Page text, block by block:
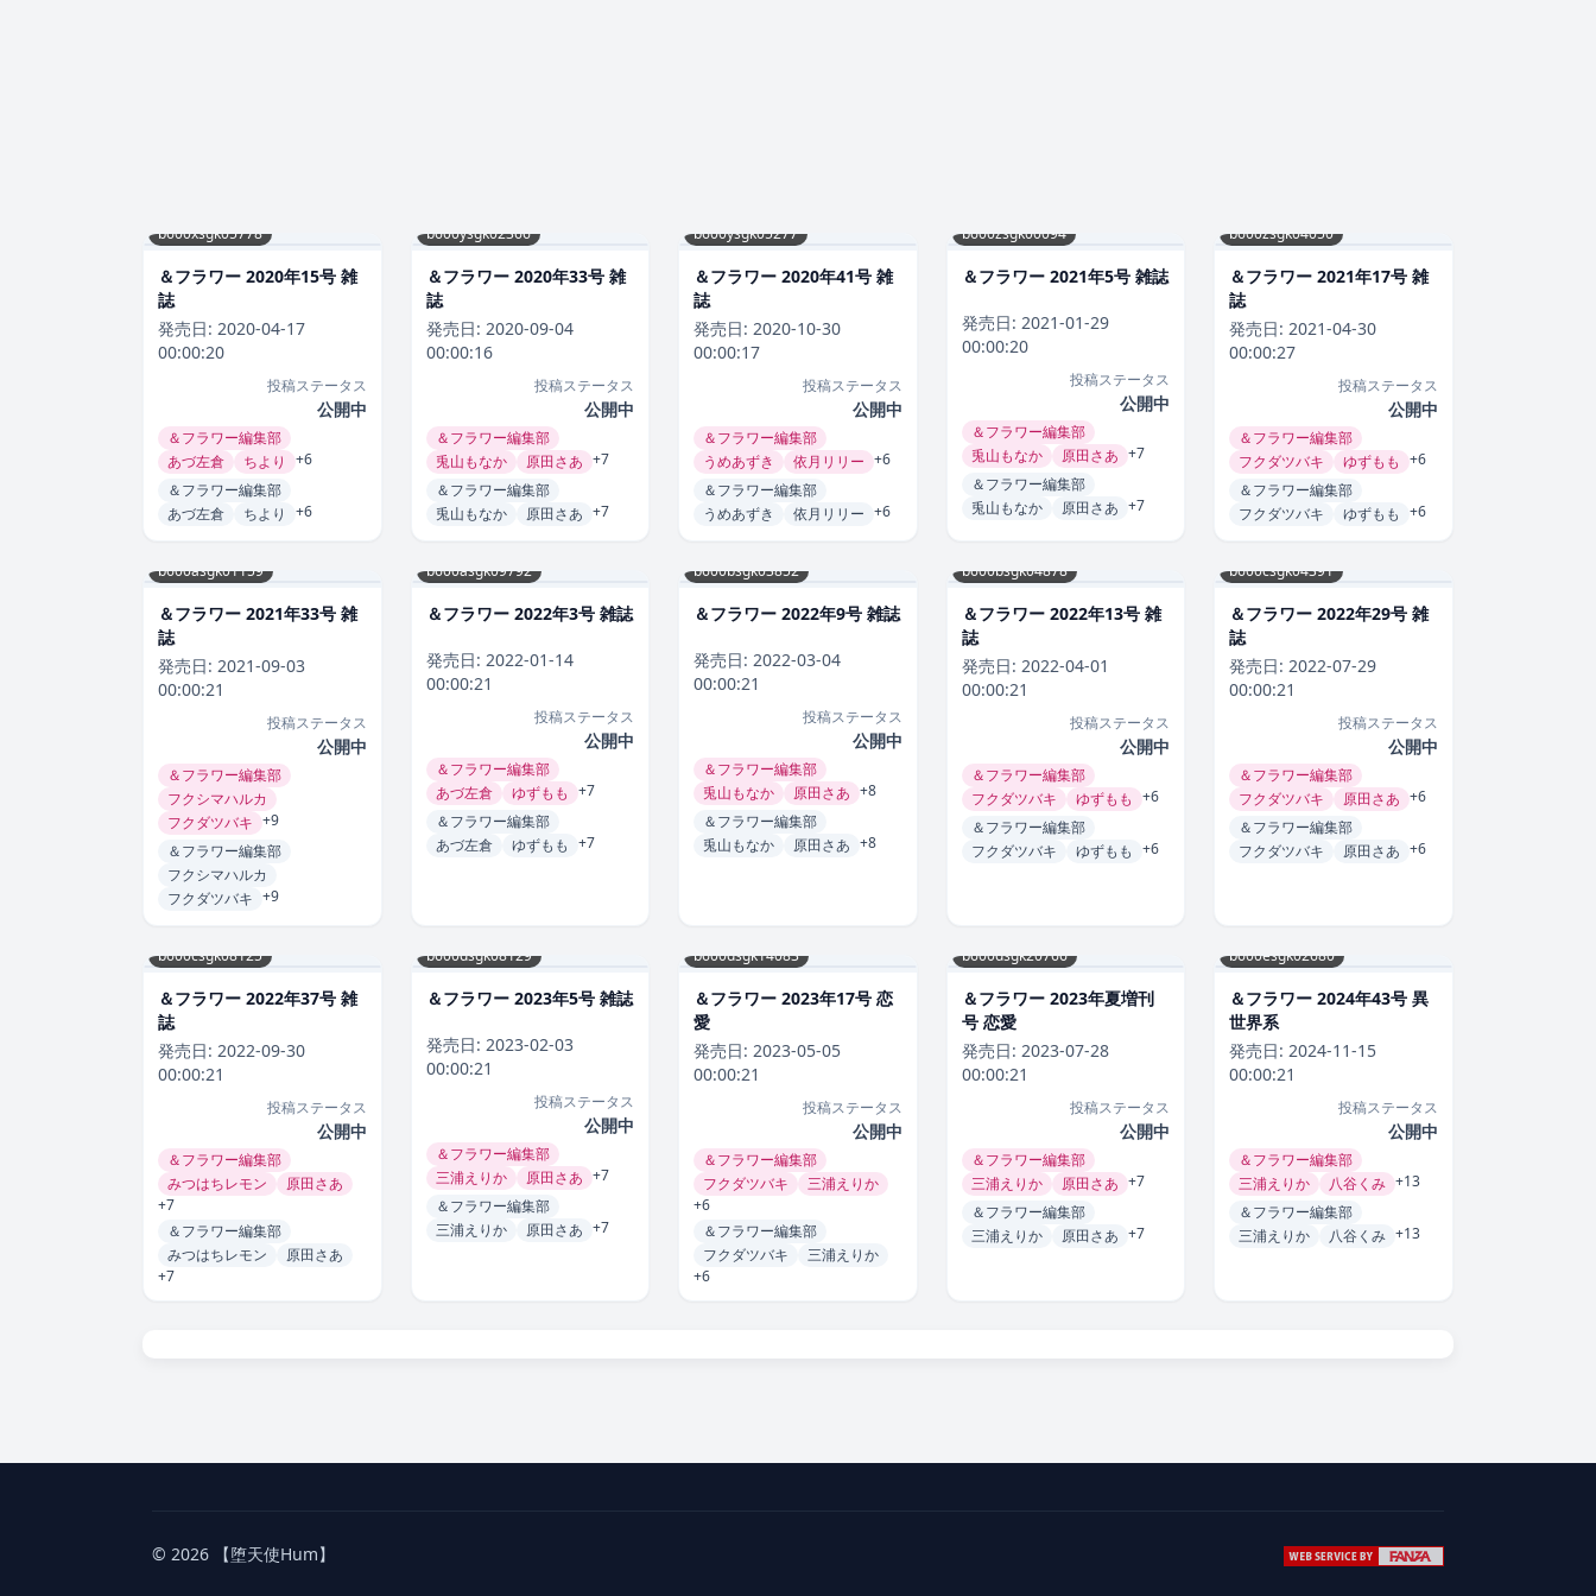
b600xsgk05778
＆フラワー 2020年15号 雑
誌
発売日: 2020-04-17
00:00:20
投稿ステータス
公開中
＆フラワー編集部
あづ左倉
ちより
+6
＆フラワー編集部
あづ左倉
ちより +6
b600ysgk02366
＆フラワー 2020年33号 雑
誌
発売日: 2020-09-04
00:00:16
投稿ステータス
公開中
＆フラワー編集部
兎山もなか
原田さあ +7
＆フラワー編集部
兎山もなか
原田さあ +7
b600ysgk05277
＆フラワー 2020年41号 雑
誌
発売日: 2020-10-30
00:00:17
投稿ステータス
公開中
＆フラワー編集部
うめあずき
依月リリー +6
＆フラワー編集部
うめあずき
依月リリー +6
b600zsgk00094
＆フラワー 2021年5号 雑誌
発売日: 2021-01-29
00:00:20
投稿ステータス
公開中
＆フラワー編集部
兎山もなか
原田さあ +7
＆フラワー編集部
兎山もなか
原田さあ +7
b600zsgk04050
＆フラワー 2021年17号 雑
誌
発売日: 2021-04-30
00:00:27
投稿ステータス
公開中
＆フラワー編集部
フクダツバキ
ゆずもも
+6
＆フラワー編集部
フクダツバキ
ゆずもも +6
b600asgk01159
＆フラワー 2021年33号 雑
誌
発売日: 2021-09-03
00:00:21
投稿ステータス
公開中
＆フラワー編集部
フクシマハルカ
フクダツバキ +9
＆フラワー編集部
フクシマハルカ
フクダツバキ +9
b600asgk09792
＆フラワー 2022年3号 雑誌
発売日: 2022-01-14
00:00:21
投稿ステータス
公開中
＆フラワー編集部
あづ左倉
ゆずもも +7
＆フラワー編集部
あづ左倉
ゆずもも +7
b600bsgk03852
＆フラワー 2022年9号 雑誌
発売日: 2022-03-04
00:00:21
投稿ステータス
公開中
＆フラワー編集部
兎山もなか
原田さあ +8
＆フラワー編集部
兎山もなか
原田さあ +8
b600bsgk04878
＆フラワー 2022年13号 雑
誌
発売日: 2022-04-01
00:00:21
投稿ステータス
公開中
＆フラワー編集部
フクダツバキ
ゆずもも +6
＆フラワー編集部
フクダツバキ
ゆずもも +6
b600csgk04391
＆フラワー 2022年29号 雑
誌
発売日: 2022-07-29
00:00:21
投稿ステータス
公開中
＆フラワー編集部
フクダツバキ
原田さあ +6
＆フラワー編集部
フクダツバキ
原田さあ +6
b600csgk08125
＆フラワー 2022年37号 雑
誌
発売日: 2022-09-30
00:00:21
投稿ステータス
公開中
＆フラワー編集部
みつはちレモン
原田さあ
+7
＆フラワー編集部
みつはちレモン
原田さあ
+7
b600dsgk08129
＆フラワー 2023年5号 雑誌
発売日: 2023-02-03
00:00:21
投稿ステータス
公開中
＆フラワー編集部
三浦えりか
原田さあ +7
＆フラワー編集部
三浦えりか
原田さあ +7
b600dsgk14083
＆フラワー 2023年17号 恋
愛
発売日: 2023-05-05
00:00:21
投稿ステータス
公開中
＆フラワー編集部
フクダツバキ
三浦えりか
+6
＆フラワー編集部
フクダツバキ
三浦えりか
+6
b600dsgk20766
＆フラワー 2023年夏増刊
号 恋愛
発売日: 2023-07-28
00:00:21
投稿ステータス
公開中
＆フラワー編集部
三浦えりか
原田さあ +7
＆フラワー編集部
三浦えりか
原田さあ +7
b600esgk02680
＆フラワー 2024年43号 異
世界系
発売日: 2024-11-15
00:00:21
投稿ステータス
公開中
＆フラワー編集部
三浦えりか
八谷くみ +13
＆フラワー編集部
三浦えりか
八谷くみ +13
© 2026 【堕天使Hum】